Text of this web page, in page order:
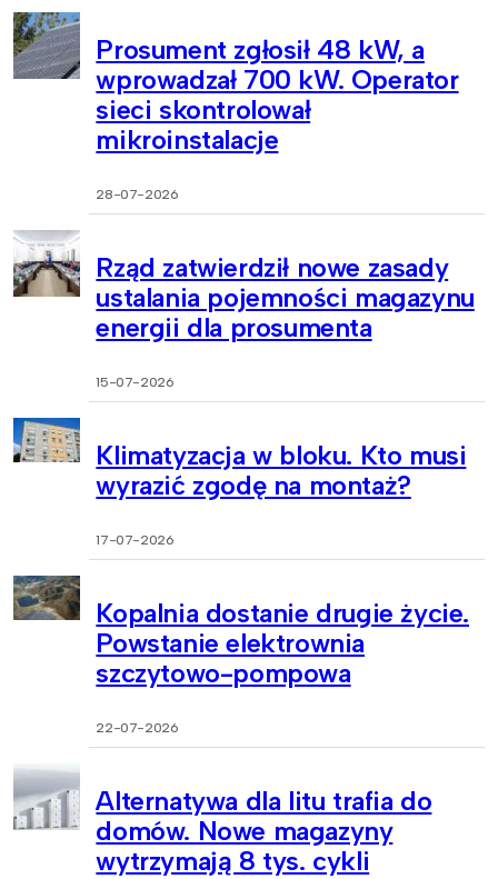
Prosument zgłosił 48 kW, a
wprowadzał 700 kW. Operator
sieci skontrolował
mikroinstalacje
28-07-2026
Rząd zatwierdził nowe zasady
ustalania pojemności magazynu
energii dla prosumenta
15-07-2026
Klimatyzacja w bloku. Kto musi
wyrazić zgodę na montaż?
17-07-2026
Kopalnia dostanie drugie życie.
Powstanie elektrownia
szczytowo-pompowa
22-07-2026
Alternatywa dla litu trafia do
domów. Nowe magazyny
wytrzymają 8 tys. cykli